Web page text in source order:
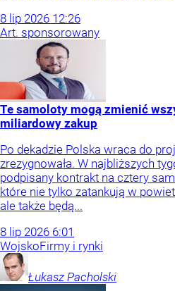
8 lip 2026 12:26
Art. sponsorowany
Te samoloty mogą zmienić
miliardowy zakup
Po dekadzie Polska wraca do
zrezygnowała. W najbliższych
podpisany kontrakt na cztery
które nie tylko zatankują w
ale także będą...
8 lip 2026 6:01
WojskoFirmy i rynki
Łukasz Pacholski